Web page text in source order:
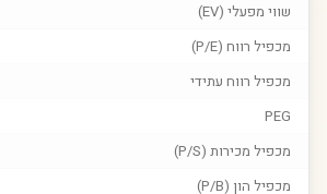
שווי מפעלי (EV)
מכפיל רווח (P/E)
מכפיל רווח עתידי
PEG
מכפיל מכירות (P/S)
מכפיל הון (P/B)